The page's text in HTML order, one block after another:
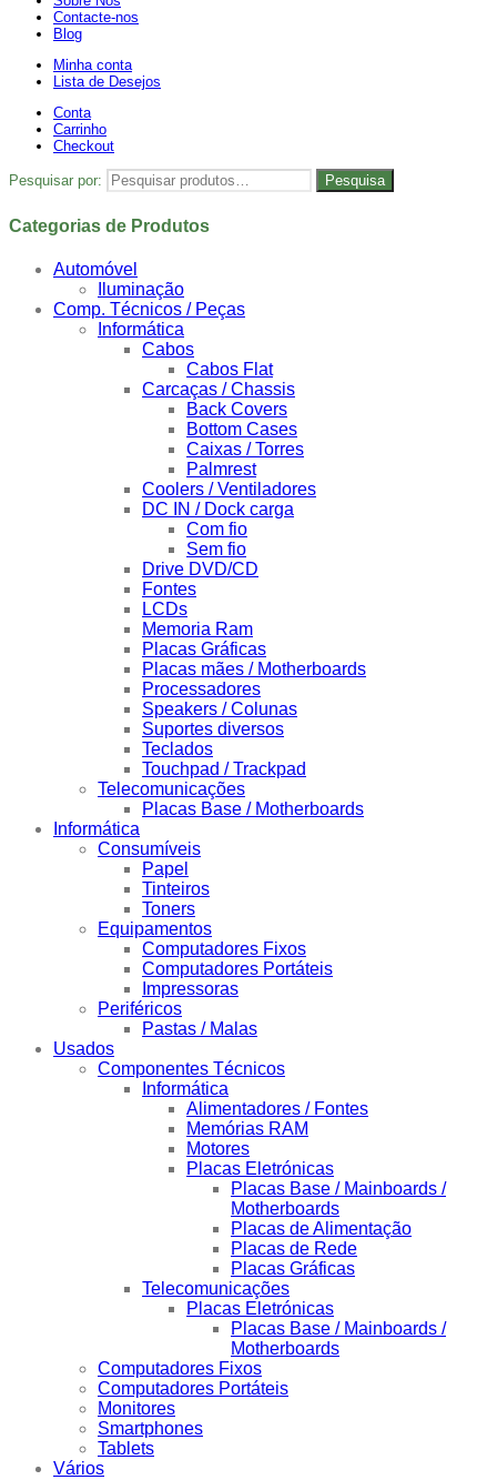
Contacte-nos
Blog
Minha conta
Lista de Desejos
Conta
Carrinho
Checkout
Pesquisar por: Pesquisa
Categorias de Produtos
Automóvel
Iluminação
Comp. Técnicos / Peças
Informática
Cabos
Cabos Flat
Carcaças / Chassis
Back Covers
Bottom Cases
Caixas / Torres
Palmrest
Coolers / Ventiladores
DC IN / Dock carga
Com fio
Sem fio
Drive DVD/CD
Fontes
LCDs
Memoria Ram
Placas Gráficas
Placas mães / Motherboards
Processadores
Speakers / Colunas
Suportes diversos
Teclados
Touchpad / Trackpad
Telecomunicações
Placas Base / Motherboards
Informática
Consumíveis
Papel
Tinteiros
Toners
Equipamentos
Computadores Fixos
Computadores Portáteis
Impressoras
Periféricos
Pastas / Malas
Usados
Componentes Técnicos
Informática
Alimentadores / Fontes
Memórias RAM
Motores
Placas Eletrónicas
Placas Base / Mainboards /
Motherboards
Placas de Alimentação
Placas de Rede
Placas Gráficas
Telecomunicações
Placas Eletrónicas
Placas Base / Mainboards /
Motherboards
Computadores Fixos
Computadores Portáteis
Monitores
Smartphones
Tablets
Vários